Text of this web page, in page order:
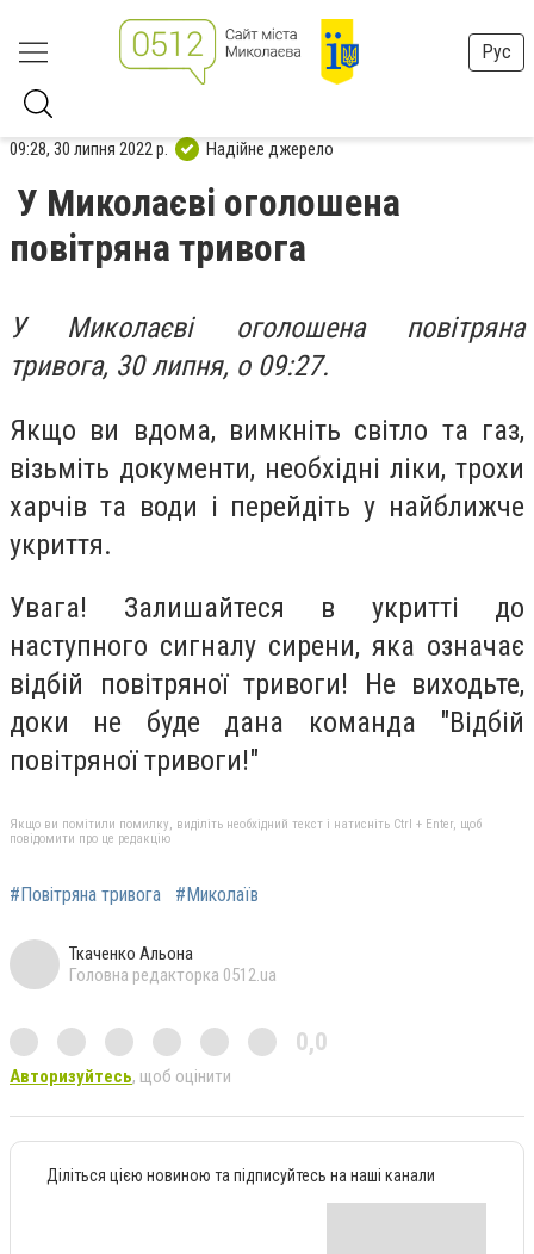
Рус
09:28, 30 липня 2022 р. Надійне джерело
У Миколаєві оголошена
повітряна тривога
У Миколаєві оголошена повітряна
тривога, 30 липня, о 09:27.
Якщо ви вдома, вимкніть світло та газ,
візьміть документи, необхідні ліки, трохи
харчів та води і перейдіть у найближче
укриття.
Увага! Залишайтеся в укритті до
наступного сигналу сирени, яка означає
відбій повітряної тривоги! Не виходьте,
доки не буде дана команда "Відбій
повітряної тривоги!"
Якщо ви помітили помилку, виділіть необхідний текст і натисніть Ctrl + Enter, щоб
повідомити про це редакцію
#Повітряна тривога #Миколаїв
Ткаченко Альона
Головна редакторка 0512.ua
0,0
Авторизуйтесь, щоб оцінити
Діліться цією новиною та підписуйтесь на наші канали